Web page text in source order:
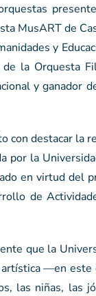
MusART de
y
la Orquesta
y ganador
con destacar la
por la
en virtud del
de
que la
—en
las niñas, las